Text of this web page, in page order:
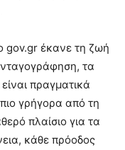
gov.gr έκανε τη ζωή
τα
πραγματικά
γρήγορα από τη
πλαίσιο για τα
κάθε πρόοδος